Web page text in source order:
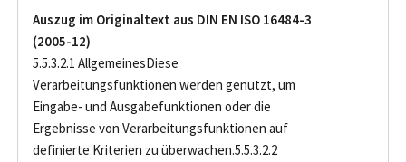
Auszug im Originaltext aus DIN EN ISO 16484-3
(2005-12)
5.5.3.2.1 AllgemeinesDiese
Verarbeitungsfunktionen werden genutzt, um
Eingabe- und Ausgabefunktionen oder die
Ergebnisse von Verarbeitungsfunktionen auf
definierte Kriterien zu überwachen.5.5.3.2.2